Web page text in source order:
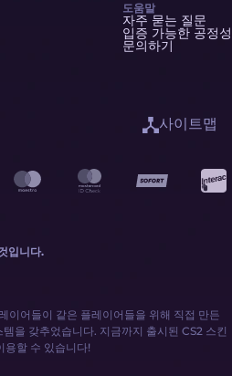
도움말
자주 묻는 질문
입증 가능한 공정성
문의하기
입니다.
사이트맵
이어들이 같은 플레이어들을 위해 직접 만든
을 갖추었습니다. 지금까지 출시된 CS2 스킨
할 수 있습니다!